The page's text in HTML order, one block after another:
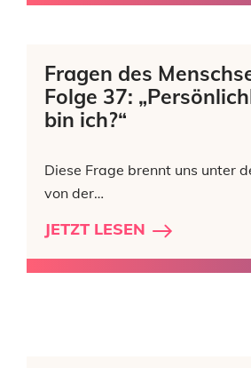
Fragen des
Folge 37:
bin ich?“
Diese Frage brennt uns unter
von der…
JETZT LESEN